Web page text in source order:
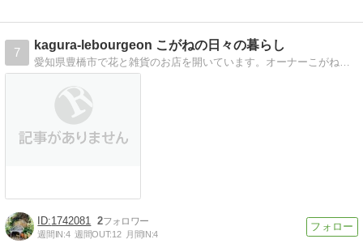
7
kagura-lebourgeon こがねの日々の暮らし
愛知県豊橋市で花と雑貨のお店を開いています。オーナーこがねの日々の暮らし。インテリアやガーデニング、ペットのことなど暮らしで思うこと感じることなど、お話しでき…
1742081 2
週間IN:4 週間OUT:12 月間IN:4